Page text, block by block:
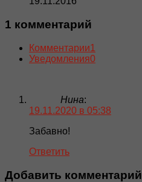
1 комментарий
Комментарии1
Уведомления0
Нина:
19.11.2020 в 05:38
Забавно!
Ответить
Добавить комментарий